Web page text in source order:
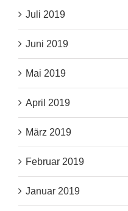
Juli 2019
Juni 2019
Mai 2019
April 2019
März 2019
Februar 2019
Januar 2019